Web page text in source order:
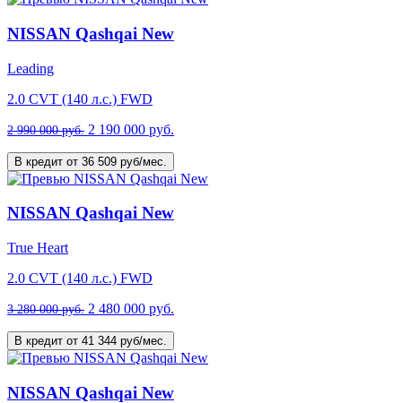
NISSAN Qashqai New
Leading
2.0 CVT (140 л.с.) FWD
2 990 000 руб. 2 190 000 руб.
В кредит от 36 509 руб/мес.
NISSAN Qashqai New
True Heart
2.0 CVT (140 л.с.) FWD
3 280 000 руб. 2 480 000 руб.
В кредит от 41 344 руб/мес.
NISSAN Qashqai New